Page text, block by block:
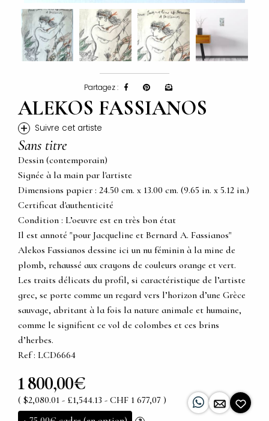
Partagez :
ALEKOS FASSIANOS
+ Suivre cet artiste
Sans titre
Dessin (contemporain)
Signée à la main par l'artiste
Dimensions papier : 24.50 cm. x 13.00 cm. (9.65 in. x 5.12 in.)
Certificat d'authenticité
Condition : L’oeuvre est en très bon état
Il est annoté "pour Jacqueline et Bernard A. Fassianos"
Alekos Fassianos dessine ici un nu féminin à la mine de
plomb, rehaussé aux crayons de couleurs orange et vert.
Les traits délicats du profil, si caractéristique de l’artiste
grec, se porte comme un regard vers l’horizon d’une Grèce
sauvage, abritant à la fois la nature animale et humaine,
comme le signifient ce vol de colombes et ces brins
d’herbes.
Ref : LCD6664
1 800,00€
( $2,080.01 - £1,544.13 - CHF 1 677,07 )